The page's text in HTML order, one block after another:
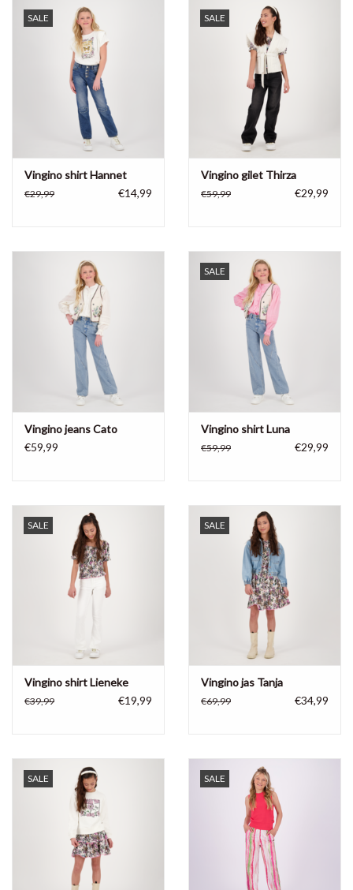
SALE
Vingino shirt Hannet
€29,99 €14,99
SALE
Vingino gilet Thirza
€59,99 €29,99
Vingino jeans Cato
€59,99
SALE
Vingino shirt Luna
€59,99 €29,99
SALE
Vingino shirt Lieneke
€39,99 €19,99
SALE
Vingino jas Tanja
€69,99 €34,99
SALE SALE